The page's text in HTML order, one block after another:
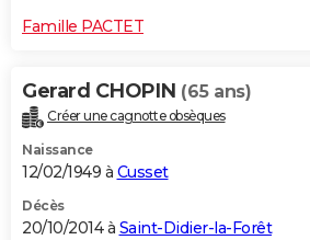
Famille PACTET
Gerard CHOPIN (65 ans)
Créer une cagnotte obsèques
Naissance
12/02/1949 à Cusset
Décès
20/10/2014 à Saint-Didier-la-Forêt